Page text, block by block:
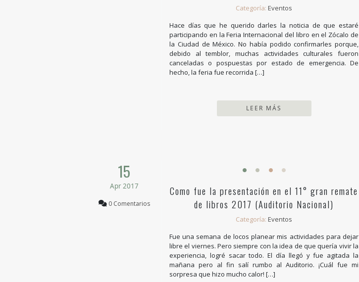
Categoría: Eventos
Hace días que he querido darles la noticia de que estaré
participando en la Feria Internacional del libro en el Zócalo de
la Ciudad de México. No había podido confirmarles porque,
debido al temblor, muchas actividades culturales fueron
canceladas o pospuestas por estado de emergencia. De
hecho, la feria fue recorrida […]
LEER MÁS
15
Apr 2017
0 Comentarios
Como fue la presentación en el 11° gran remate
de libros 2017 (Auditorio Nacional)
Categoría: Eventos
Fue una semana de locos planear mis actividades para dejar
libre el viernes. Pero siempre con la idea de que quería vivir la
experiencia, logré sacar todo. El día llegó y fue agitada la
mañana pero al fin salí rumbo al Auditorio. ¡Cuál fue mi
sorpresa que hizo mucho calor! […]